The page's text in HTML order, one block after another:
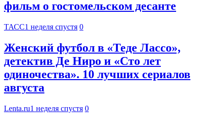
фильм о гостомельском десанте
ТАСС1 неделя спустя 0
Женский футбол в «Теде Лассо»,
детектив Де Ниро и «Сто лет
одиночества». 10 лучших сериалов
августа
Lenta.ru1 неделя спустя 0